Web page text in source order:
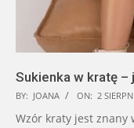
Sukienka w kratę –
BY: JOANA ON: 2
Wzór kraty jest znany